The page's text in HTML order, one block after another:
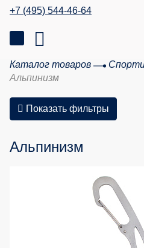
+7 (495) 544-46-64
Каталог товаров
Альпинизм
Показать фильтры
Альпинизм